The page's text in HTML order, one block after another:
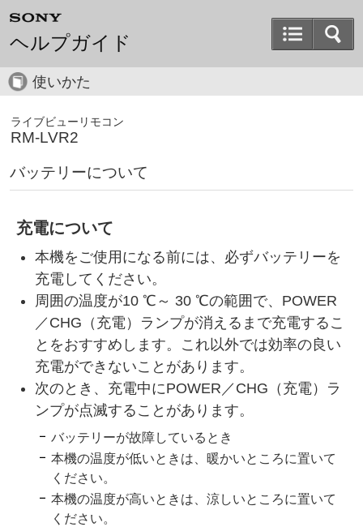
ヘルプガイド
使いかた
ライブビューリモコン
RM-LVR2
バッテリーについて
充電について
本機をご使用になる前には、必ずバッテリーを
充電してください。
周囲の温度が10 ℃～ 30 ℃の範囲で、POWER
／CHG（充電）ランプが消えるまで充電するこ
とをおすすめします。これ以外では効率の良い
充電ができないことがあります。
次のとき、充電中にPOWER／CHG（充電）ラ
ンプが点滅することがあります。
バッテリーが故障しているとき
本機の温度が低いときは、暖かいところに置いて
ください。
本機の温度が高いときは、涼しいところに置いて
ください。